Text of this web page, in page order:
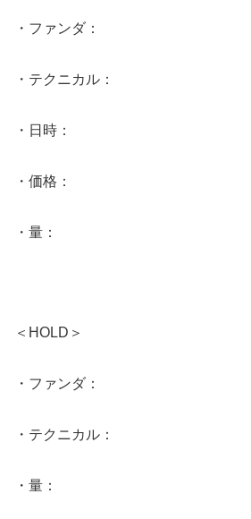
・ファンダ：
・テクニカル：
・日時：
・価格：
・量：
＜HOLD＞
・ファンダ：
・テクニカル：
・量：